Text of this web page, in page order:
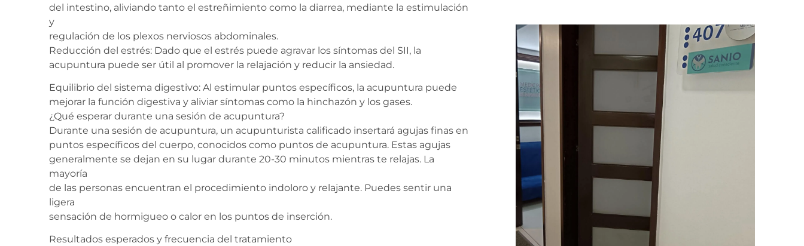
del intestino, aliviando tanto el estreñimiento como la diarrea, mediante la estimulación
y
regulación de los plexos nerviosos abdominales.
Reducción del estrés: Dado que el estrés puede agravar los síntomas del SII, la
acupuntura puede ser útil al promover la relajación y reducir la ansiedad.
Equilibrio del sistema digestivo: Al estimular puntos específicos, la acupuntura puede
mejorar la función digestiva y aliviar síntomas como la hinchazón y los gases.
¿Qué esperar durante una sesión de acupuntura?
Durante una sesión de acupuntura, un acupunturista calificado insertará agujas finas en
puntos específicos del cuerpo, conocidos como puntos de acupuntura. Estas agujas
generalmente se dejan en su lugar durante 20-30 minutos mientras te relajas. La
mayoría
de las personas encuentran el procedimiento indoloro y relajante. Puedes sentir una
ligera
sensación de hormigueo o calor en los puntos de inserción.
Resultados esperados y frecuencia del tratamiento